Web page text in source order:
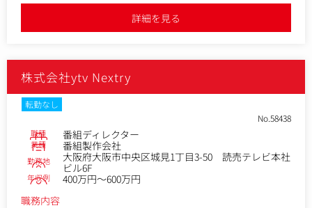
ーツの取材も行います。
●スポーツ番組の企画・制作
地域で頑張るアスリートのリアルな姿を描くスポーツドキュ
メンタリーなど、スポーツの持つ魅力を伝える番組を企画・
制作し、地上波やネット配信などで視聴者に届けています。
＜募集背景・今後の展望＞
スポーツコンテンツの売上拡大に伴う補強採用となります。
経験者は勿論、テレビ業界を志す方からのご応募お待ちして
●新しいエンタメ創出への取り組みなど、先進的な姿勢
●マスメディアンからの採用実績あり
詳細を見る
株式会社ytv Nextry
転勤なし
No.58438
職種 番組ディレクター
業種 番組製作会社
勤務地
大阪府大阪市中央区城見1丁目3-50 読売テレビ本社
ビル6F
年収例
400万円～600万円
職務内容